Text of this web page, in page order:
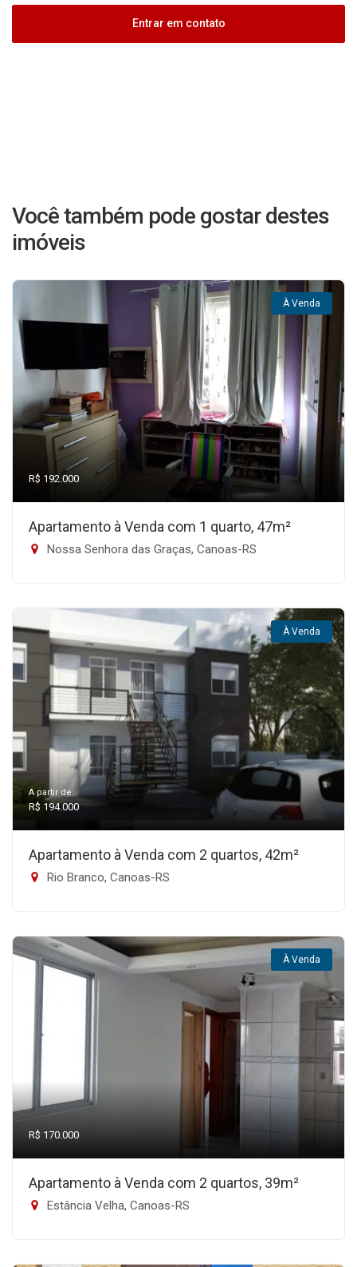
Entrar em contato
Você também pode gostar destes
imóveis
À Venda
R$ 192.000
Apartamento à Venda com 1 quarto, 47m²
Nossa Senhora das Graças, Canoas-RS
À Venda
A partir de:
R$ 194.000
Apartamento à Venda com 2 quartos, 42m²
Rio Branco, Canoas-RS
À Venda
R$ 170.000
Apartamento à Venda com 2 quartos, 39m²
Estância Velha, Canoas-RS